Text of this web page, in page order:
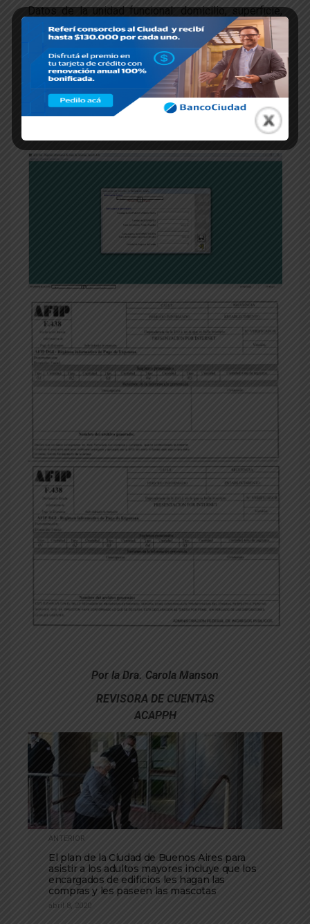
Datos de la unidad funcional: domicilio, superficie,
expensas determinadas, expensas pagadas, y
modalidad de pago (efectivo, tarjeta de crédito,
tarjeta de débito, débito en cuenta, cheque propio,
cheque de terceros, giro o transferencia, falta de
pago)
Datos del administrador
Por la Dra. Carola Manson
REVISORA DE CUENTAS
ACAPPH
ANTERIOR
El plan de la Ciudad de Buenos Aires para
asistir a los adultos mayores incluye que los
encargados de edificios les hagan las
compras y les paseen las mascotas
abril 8, 2020